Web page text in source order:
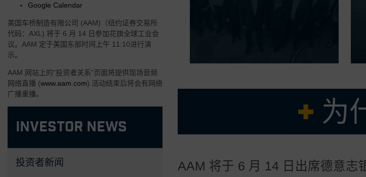
Google Calendar
美国车桥制造有限公司 (AAM)（纽约证券交易所
代码：AXL) 将于 6 月 14 日参加花旗全球工业会
议。AAM 定于美国东部时间上午 11:10进行演
示。
AAM 网站上的“投资者关系”页面将提供现场音频
网络直播 (www.aam.com).活动结束后将会有网络
广播重播。
Investor News
投资者新闻
为
• 专注于高需求产品的强大核心业务，辅以全球盈利增长机会
AAM 将于 6 月 14 日出席德意志